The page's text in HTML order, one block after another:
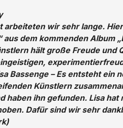
arbeiteten wir sehr lange.
dem kommenden Album
hält große Freude und
Bassenge – Es entsteht ein
Künstlern
haben ihn gefunden. Lisa hat
Dafür sind wir sehr